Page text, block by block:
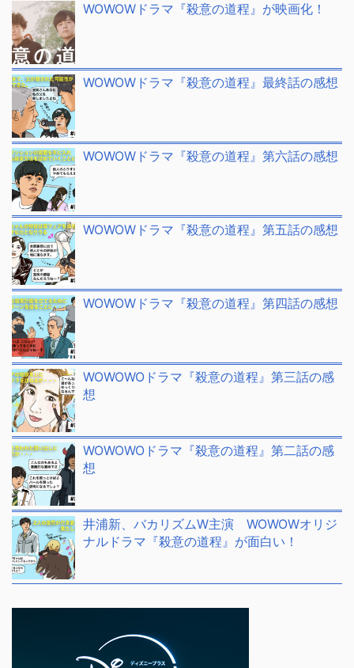
WOWOWドラマ『殺意の道程』が映画化！
WOWOWドラマ『殺意の道程』最終話の感想
WOWOWドラマ『殺意の道程』第六話の感想
WOWOWドラマ『殺意の道程』第五話の感想
WOWOWドラマ『殺意の道程』第四話の感想
WOWOWOドラマ『殺意の道程』第三話の感
想
WOWOWOドラマ『殺意の道程』第二話の感
想
井浦新、バカリズムW主演 WOWOWオリジ
ナルドラマ『殺意の道程』が面白い！